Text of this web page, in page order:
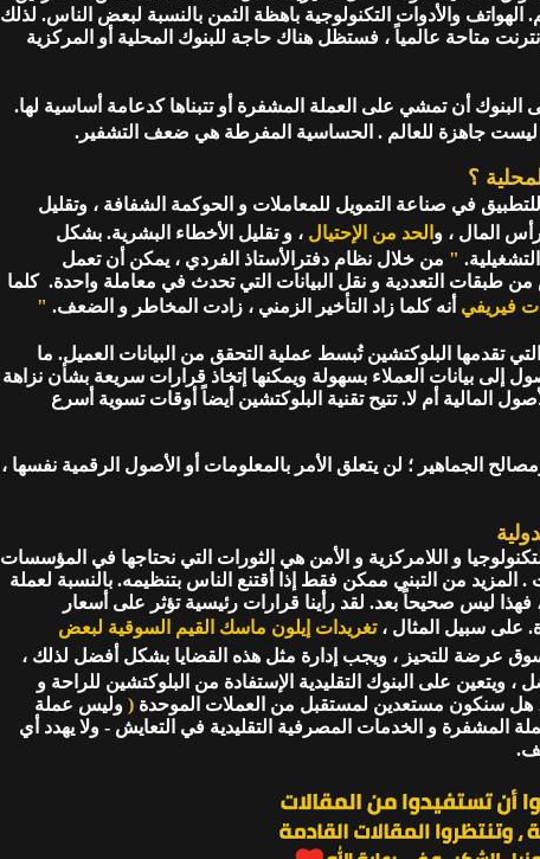
والأدوات التكنولوجية باهظة الثمن بالنسبة لبعض الناس. لذلك
متاحة عالمياً ، فستظل هناك حاجة للبنوك المحلية أو المركزية
أن تمشي على العملة المشفرة أو تتبناها كدعامة أساسية لها.
جاهزة للعالم . الحساسية المفرطة هي ضعف التشفير.
؟
للتطبيق في صناعة التمويل للمعاملات و الحوكمة الشفافة ، وتقليل
المال ، و الحد من الإحتيال ، و تقليل الأخطاء البشرية. بشكل
" من خلال نظام دفترالأستاذ الفردي ، يمكن أن تعمل
طبقات التعددية و نقل البيانات التي تحدث في معاملة واحدة. كلما
فيريفي أنه كلما زاد التأخير الزمني ، زادت المخاطر و الضعف. "
تقدمها البلوكتشين تُبسط عملية التحقق من البيانات العميل. ما
إلى بيانات العملاء بسهولة ويمكنها إتخاذ قرارات سريعة بشأن نزاهة
المالية أم لا. تتيح تقنية البلوكتشين أيضاً أوقات تسوية أسرع
الجماهير ؛ لن يتعلق الأمر بالمعلومات أو الأصول الرقمية نفسها ،
و اللامركزية و الأمن هي الثورات التي نحتاجها في المؤسسات
. المزيد من التبني ممكن فقط إذا أقتنع الناس بتنظيمه. بالنسبة لعملة
ليس صحيحاً بعد. لقد رأينا قرارات رئيسية تؤثر على أسعار
على سبيل المثال ،تغريدات إيلون ماسك القيم السوقية لبعض
عرضة للتحيز ، ويجب إدارة مثل هذه القضايا بشكل أفضل لذلك ،
ويتعين على البنوك التقليدية الإستفادة من البلوكتشين للراحة و
، هل سنكون مستعدين لمستقبل من العملات الموحدة( وليس عملة
المشفرة و الخدمات المصرفية التقليدية في التعايش - ولا يهدد أي